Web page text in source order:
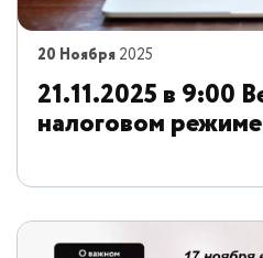
20 Ноября 2025
21.11.2025 в 9:00
налоговом